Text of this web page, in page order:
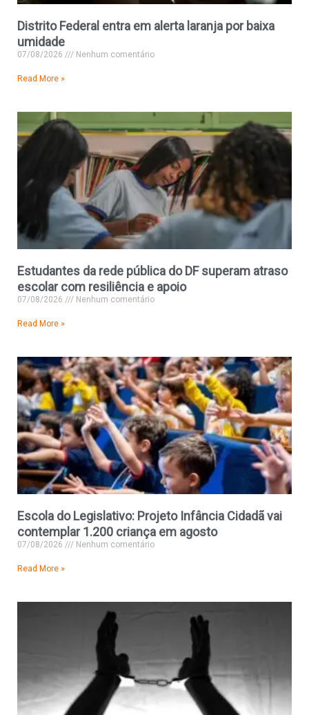
Distrito Federal entra em alerta laranja por baixa
umidade
07/08/2026 Nenhum comentário
Read More »
Estudantes da rede pública do DF superam atraso
escolar com resiliência e apoio
07/08/2026 Nenhum comentário
Read More »
Escola do Legislativo: Projeto Infância Cidadã vai
contemplar 1.200 criança em agosto
07/08/2026 Nenhum comentário
Read More »